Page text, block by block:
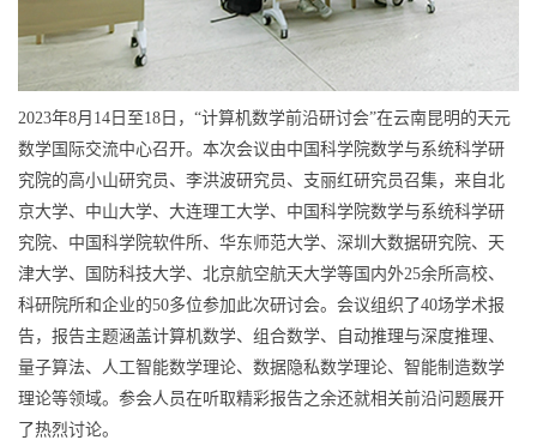
2023年8月14日至18日，“计算机数学前沿研讨会”在云南昆明的天元
数学国际交流中心召开。本次会议由中国科学院数学与系统科学研
究院的高小山研究员、李洪波研究员、支丽红研究员召集，来自北
京大学、中山大学、大连理工大学、中国科学院数学与系统科学研
究院、中国科学院软件所、华东师范大学、深圳大数据研究院、天
津大学、国防科技大学、北京航空航天大学等国内外25余所高校、
科研院所和企业的50多位参加此次研讨会。会议组织了40场学术报
告，报告主题涵盖计算机数学、组合数学、自动推理与深度推理、
量子算法、人工智能数学理论、数据隐私数学理论、智能制造数学
理论等领域。参会人员在听取精彩报告之余还就相关前沿问题展开
了热烈讨论。